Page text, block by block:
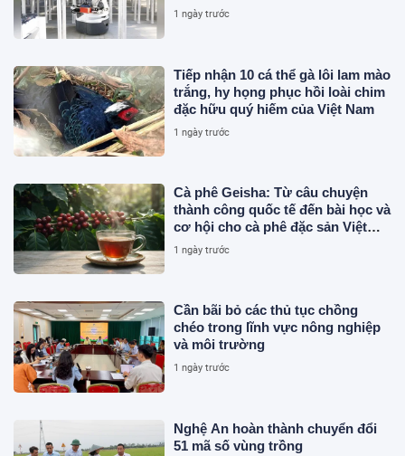
1 ngày trước
Tiếp nhận 10 cá thể gà lôi lam mào
trắng, hy họng phục hồi loài chim
đặc hữu quý hiếm của Việt Nam
1 ngày trước
Cà phê Geisha: Từ câu chuyện
thành công quốc tế đến bài học và
cơ hội cho cà phê đặc sản Việt
Nam
1 ngày trước
Cần bãi bỏ các thủ tục chồng
chéo trong lĩnh vực nông nghiệp
và môi trường
1 ngày trước
Nghệ An hoàn thành chuyển đổi
51 mã số vùng trồng